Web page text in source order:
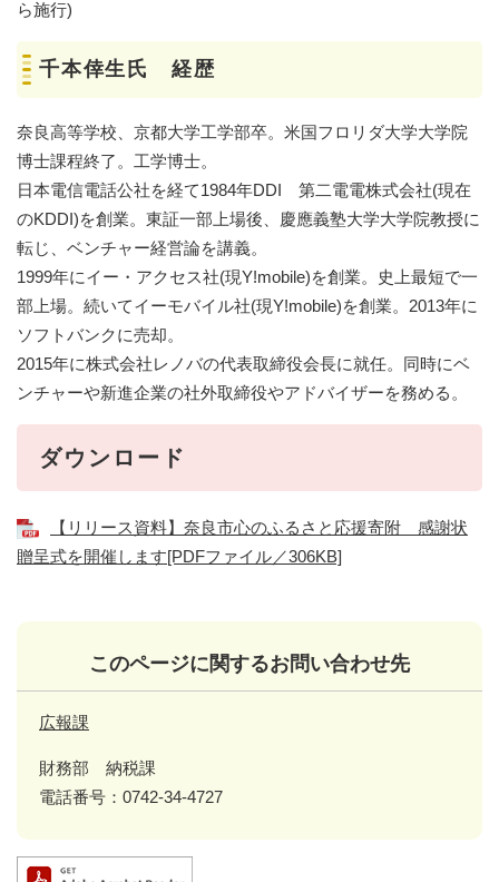
ら施行)
千本倖生氏 経歴
奈良高等学校、京都大学工学部卒。米国フロリダ大学大学院
博士課程終了。工学博士。
日本電信電話公社を経て1984年DDI 第二電電株式会社(現在
のKDDI)を創業。東証一部上場後、慶應義塾大学大学院教授に
転じ、ベンチャー経営論を講義。
1999年にイー・アクセス社(現Y!mobile)を創業。史上最短で一
部上場。続いてイーモバイル社(現Y!mobile)を創業。2013年に
ソフトバンクに売却。
2015年に株式会社レノバの代表取締役会長に就任。同時にベ
ンチャーや新進企業の社外取締役やアドバイザーを務める。
ダウンロード
【リリース資料】奈良市心のふるさと応援寄附 感謝状
贈呈式を開催します[PDFファイル／306KB]
このページに関するお問い合わせ先
広報課
財務部 納税課
電話番号：0742-34-4727